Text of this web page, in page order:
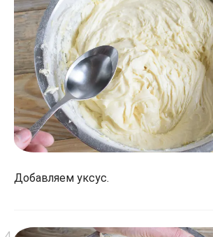
Добавляем уксус.